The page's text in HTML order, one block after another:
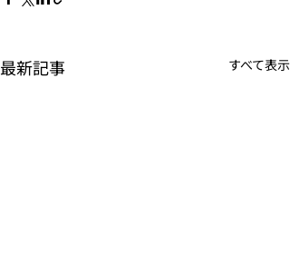
最新記事 すべて表示